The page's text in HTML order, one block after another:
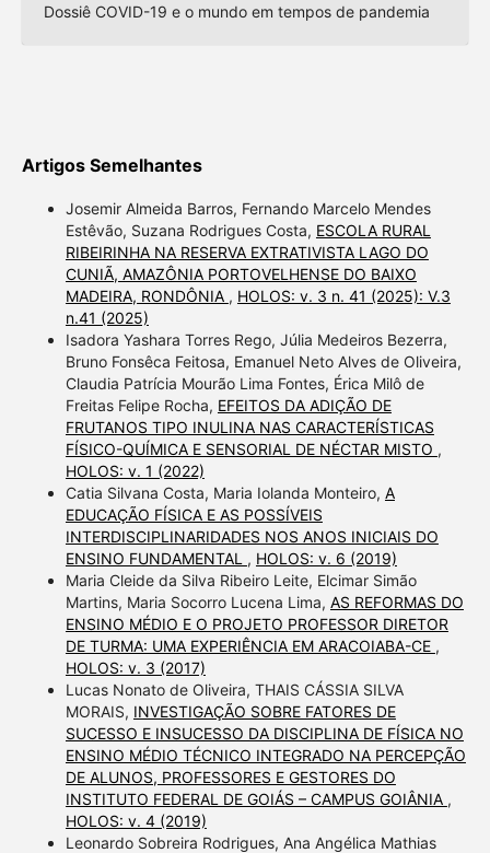
Dossiê COVID-19 e o mundo em tempos de pandemia
Artigos Semelhantes
Josemir Almeida Barros, Fernando Marcelo Mendes
Estêvão, Suzana Rodrigues Costa, ESCOLA RURAL
RIBEIRINHA NA RESERVA EXTRATIVISTA LAGO DO
CUNIÃ, AMAZÔNIA PORTOVELHENSE DO BAIXO
MADEIRA, RONDÔNIA , HOLOS: v. 3 n. 41 (2025): V.3
n.41 (2025)
Isadora Yashara Torres Rego, Júlia Medeiros Bezerra,
Bruno Fonsêca Feitosa, Emanuel Neto Alves de Oliveira,
Claudia Patrícia Mourão Lima Fontes, Érica Milô de
Freitas Felipe Rocha, EFEITOS DA ADIÇÃO DE
FRUTANOS TIPO INULINA NAS CARACTERÍSTICAS
FÍSICO-QUÍMICA E SENSORIAL DE NÉCTAR MISTO ,
HOLOS: v. 1 (2022)
Catia Silvana Costa, Maria Iolanda Monteiro, A
EDUCAÇÃO FÍSICA E AS POSSÍVEIS
INTERDISCIPLINARIDADES NOS ANOS INICIAIS DO
ENSINO FUNDAMENTAL , HOLOS: v. 6 (2019)
Maria Cleide da Silva Ribeiro Leite, Elcimar Simão
Martins, Maria Socorro Lucena Lima, AS REFORMAS DO
ENSINO MÉDIO E O PROJETO PROFESSOR DIRETOR
DE TURMA: UMA EXPERIÊNCIA EM ARACOIABA-CE ,
HOLOS: v. 3 (2017)
Lucas Nonato de Oliveira, THAIS CÁSSIA SILVA
MORAIS, INVESTIGAÇÃO SOBRE FATORES DE
SUCESSO E INSUCESSO DA DISCIPLINA DE FÍSICA NO
ENSINO MÉDIO TÉCNICO INTEGRADO NA PERCEPÇÃO
DE ALUNOS, PROFESSORES E GESTORES DO
INSTITUTO FEDERAL DE GOIÁS – CAMPUS GOIÂNIA ,
HOLOS: v. 4 (2019)
Leonardo Sobreira Rodrigues, Ana Angélica Mathias